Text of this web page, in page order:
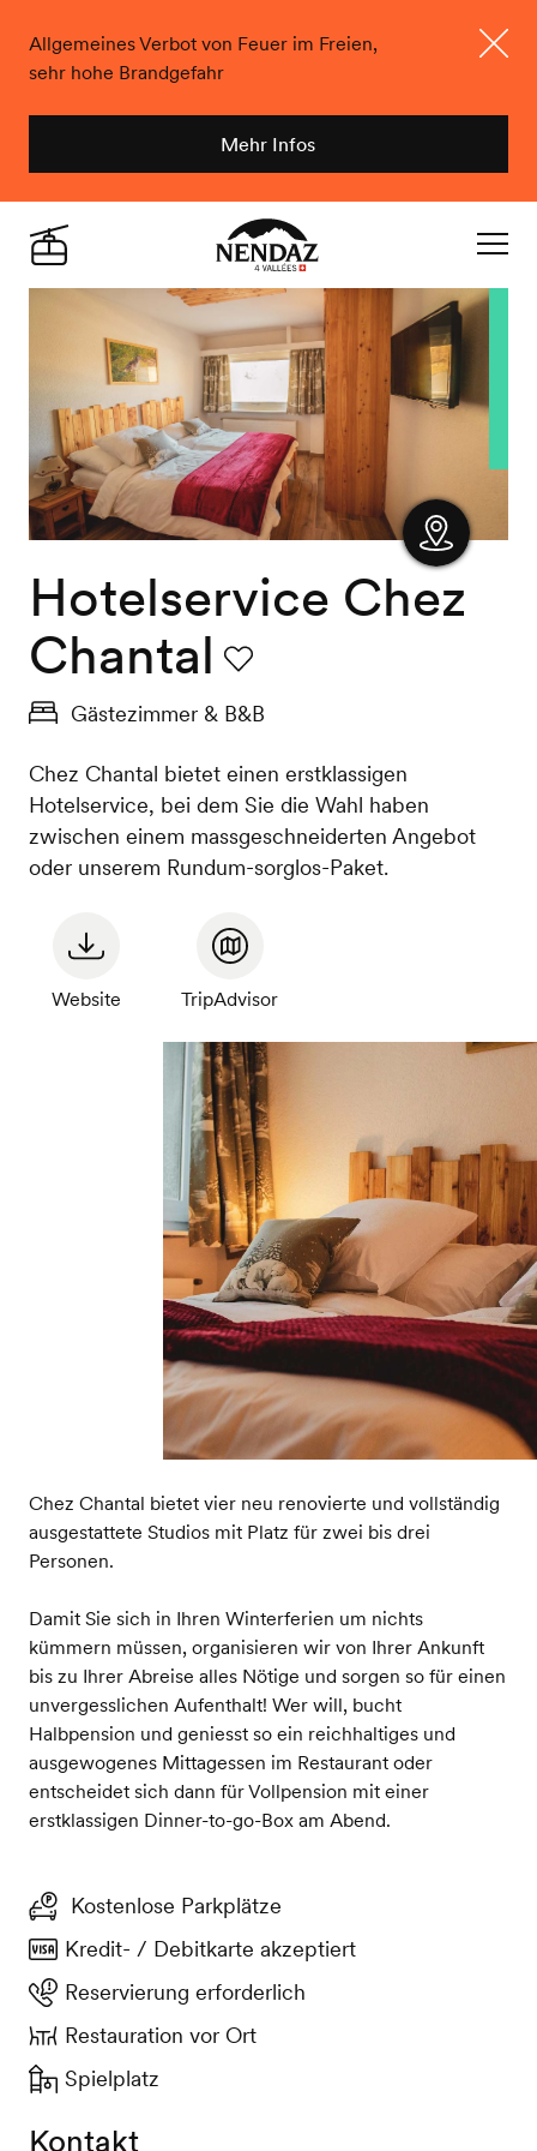
Allgemeines Verbot von Feuer im Freien,
sehr hohe Brandgefahr
Mehr Infos
Nendaz
Live
Karte
Hotelservice Chez
Chantal
Gästezimmer & B&B
Chez Chantal bietet einen erstklassigen
Hotelservice, bei dem Sie die Wahl haben
zwischen einem massgeschneiderten Angebot
oder unserem Rundum-sorglos-Paket.
Website TripAdvisor
Chez Chantal bietet vier neu renovierte und vollständig
ausgestattete Studios mit Platz für zwei bis drei
Personen.
Damit Sie sich in Ihren Winterferien um nichts
kümmern müssen, organisieren wir von Ihrer Ankunft
bis zu Ihrer Abreise alles Nötige und sorgen so für einen
unvergesslichen Aufenthalt! Wer will, bucht
Halbpension und geniesst so ein reichhaltiges und
ausgewogenes Mittagessen im Restaurant oder
entscheidet sich dann für Vollpension mit einer
erstklassigen Dinner-to-go-Box am Abend.
Kostenlose Parkplätze
Kredit- / Debitkarte akzeptiert
Reservierung erforderlich
Restauration vor Ort
Spielplatz
Kontakt